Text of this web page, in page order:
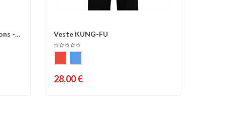
- Comparer
Veste KUNG-FU
28,00 €